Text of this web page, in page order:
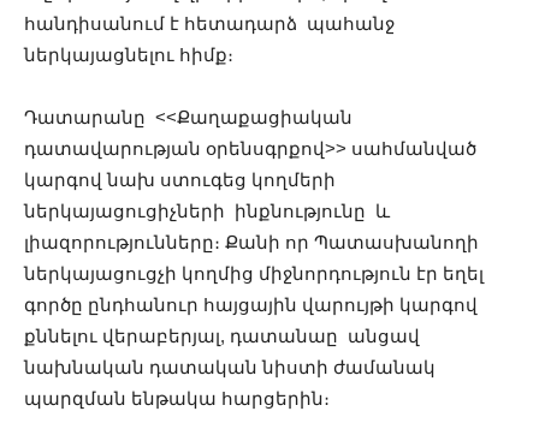
հանդիսանում է հետադարձ պահանջ
ներկայացնելու հիմք։
Դատարանը <<Քաղաքացիական
դատավարության օրենսգրքով>> սահմանված
կարգով նախ ստուգեց կողմերի
ներկայացուցիչների ինքնությունը և
լիազորությունները։ Քանի որ Պատասխանողի
ներկայացուցչի կողմից միջնորդություն էր եղել
գործը ընդհանուր հայցային վարույթի կարգով
քննելու վերաբերյալ, դատանաը անցավ
նախնական դատական նիստի ժամանակ
պարզման ենթակա հարցերին։